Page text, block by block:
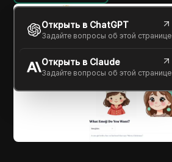
Открыть в ChatGPT
Задайте вопросы об этой странице
Открыть в Claude
Задайте вопросы об этой странице